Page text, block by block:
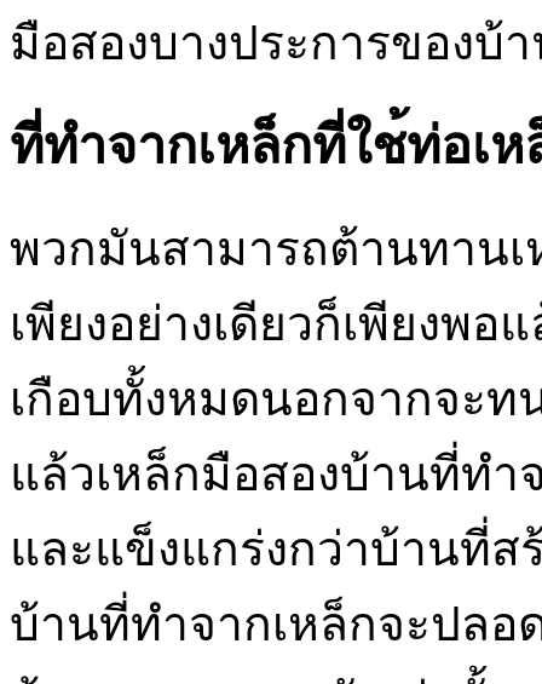
มือสองบางประการของบ้
ที่ทำจากเหล็กที่ใช้ท่อเ
พวกมันสามารถต้านทาน
เพียงอย่างเดียวก็เพียงพ
เกือบทั้งหมดนอกจากจะ
แล้วเหล็กมือสองบ้านที่ท
และแข็งแกร่งกว่าบ้านที่ส
บ้านที่ทำจากเหล็กจะปล